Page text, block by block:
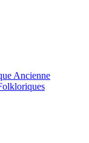
Ancienne